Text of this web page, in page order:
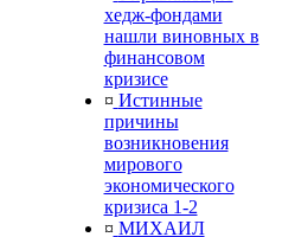
хедж-фондами
нашли виновных в
финансовом
кризисе
¤ Истинные
причины
возникновения
мирового
экономического
кризиса 1-2
¤ МИХАИЛ